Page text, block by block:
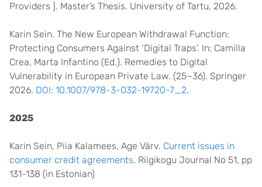
Providers ]. Master’s Thesis. University of Tartu, 2026.
Karin Sein. The New European Withdrawal Function:
Protecting Consumers Against ‘Digital Traps’. In: Camilla
Crea, Marta Infantino (Ed.). Remedies to Digital
Vulnerability in European Private Law. (25−36). Springer
2026. DOI: 10.1007/978-3-032-19720-7_2.
2025
Karin Sein, Piia Kalamees, Age Värv. Current issues in
consumer credit agreements. Riigikogu Journal No 51, pp
131-138 (in Estonian)